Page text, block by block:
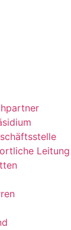
Leitung